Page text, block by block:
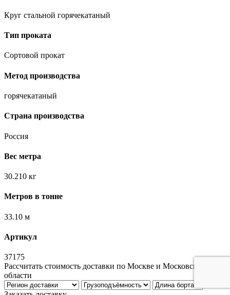
Круг стальной горячекатаный
Тип проката
Сортовой прокат
Метод производства
горячекатаный
Страна производства
Россия
Вес метра
30.210 кг
Метров в тонне
33.10 м
Артикул
37175
Рассчитать стоимость доставки по Москве и Московской
области